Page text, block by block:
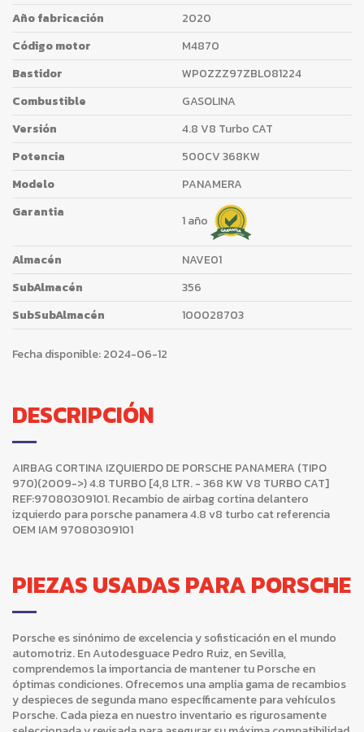
Año fabricación
2020
Código motor
M4870
Bastidor
WP0ZZZ97ZBL081224
Combustible
GASOLINA
Versión
4.8 V8 Turbo CAT
Potencia
500CV 368KW
Modelo
PANAMERA
Garantia
1 año
Almacén
NAVE01
SubAlmacén
356
SubSubAlmacén
100028703
Fecha disponible:2024-06-12
DESCRIPCIÓN
AIRBAG CORTINA IZQUIERDO DE PORSCHE PANAMERA (TIPO
970)(2009->) 4.8 TURBO [4,8 LTR. - 368 KW V8 TURBO CAT]
REF:97080309101. Recambio de airbag cortina delantero
izquierdo para porsche panamera 4.8 v8 turbo cat referencia
OEM IAM 97080309101
PIEZAS USADAS PARA PORSCHE
Porsche es sinónimo de excelencia y sofisticación en el mundo
automotriz. En Autodesguace Pedro Ruiz, en Sevilla,
comprendemos la importancia de mantener tu Porsche en
óptimas condiciones. Ofrecemos una amplia gama de recambios
y despieces de segunda mano específicamente para vehículos
Porsche. Cada pieza en nuestro inventario es rigurosamente